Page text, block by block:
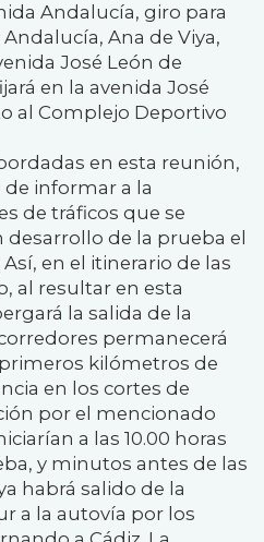
Andalucía, giro para
Ana de Viya,
José León de
en la avenida José
al Complejo Deportivo
en esta reunión,
informar a la
de tráficos que se
de la prueba el
en el itinerario de las
al resultar en esta
la salida de la
permanecerá
kilómetros de
en los cortes de
por el mencionado
a las 10.00 horas
y minutos antes de las
habrá salido de la
a la autovía por los